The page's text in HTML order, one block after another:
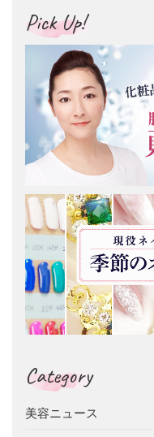
Pick Up!
Category
美容ニュース